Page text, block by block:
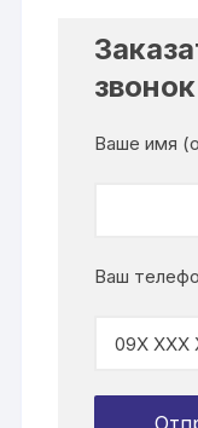
звонок
Ваше имя
Ваш